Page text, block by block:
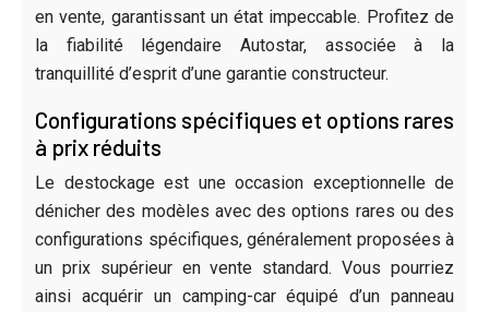
en vente, garantissant un état impeccable. Profitez de
la fiabilité légendaire Autostar, associée à la
tranquillité d’esprit d’une garantie constructeur.
Configurations spécifiques et options rares
à prix réduits
Le destockage est une occasion exceptionnelle de
dénicher des modèles avec des options rares ou des
configurations spécifiques, généralement proposées à
un prix supérieur en vente standard. Vous pourriez
ainsi acquérir un camping-car équipé d’un panneau